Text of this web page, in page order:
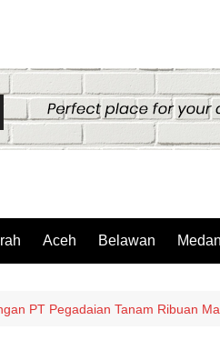
Aceh Belawan Medan
PT Pegadaian Tanam Ribuan